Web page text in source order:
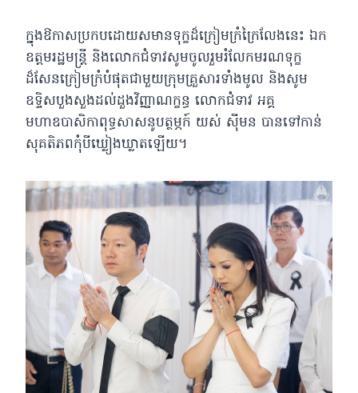
ក្នុងឱកាសប្រកបដោយសមានទុក្ខដ៏ក្រៀមក្រំក្រៃលែងនេះ ឯក
ឧត្តមរដ្ឋមន្ត្រី និងលោកជំទាវសូមចូលរួមរំលែកមរណទុក្ខ
ដ៏សែនក្រៀមក្រំបំផុតជាមួយក្រុមគ្រួសារទាំងមូល និងសូម
ឧទ្ទិសបួងសួងដល់ដួងវិញ្ញាណក្ខន្ធ លោកជំទាវ អគ្គ
មហាឧបាសិកាពុទ្ធសាសនូបត្ថម្ភក៍ យស់ ស៊ីមន បានទៅកាន់
សុគតិភពកុំបីឃ្លៀងឃ្លាតឡើយ។